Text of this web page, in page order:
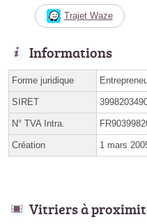
Trajet Waze
Informations
Forme juridique
SIRET
N° TVA Intra.
Création 1 mars
Vitriers à